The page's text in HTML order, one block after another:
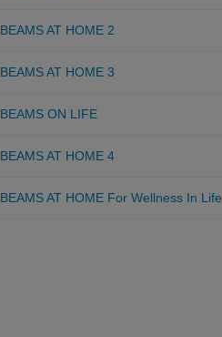
BEAMS AT HOME 2
BEAMS AT HOME 3
BEAMS ON LIFE
BEAMS AT HOME 4
BEAMS AT HOME For Wellness In Life